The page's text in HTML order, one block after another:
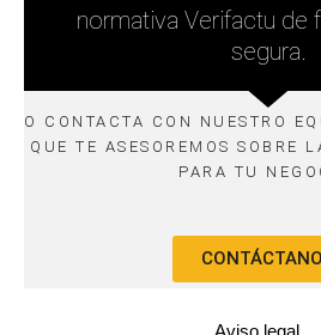
normativa Verifactu de
segura.
O CONTACTA CON NUESTRO
QUE TE ASESOREMOS SOBRE
PARA TU